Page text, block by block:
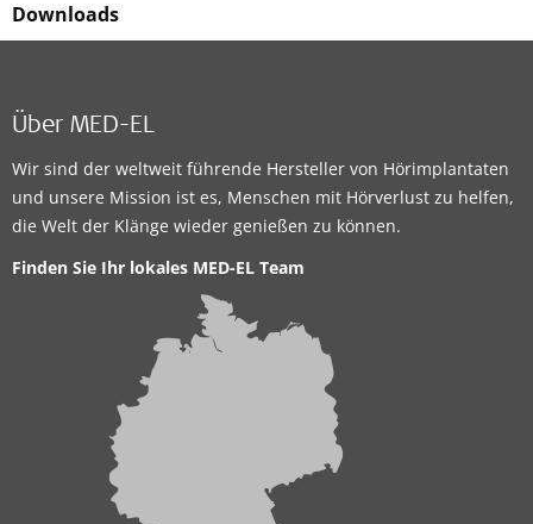
Downloads
Über MED-EL
Wir sind der weltweit führende Hersteller von Hörimplantaten
und unsere Mission ist es, Menschen mit Hörverlust zu helfen,
die Welt der Klänge wieder genießen zu können.
Finden Sie Ihr lokales MED-EL Team